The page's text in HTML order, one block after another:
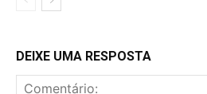
DEIXE UMA RESPOSTA